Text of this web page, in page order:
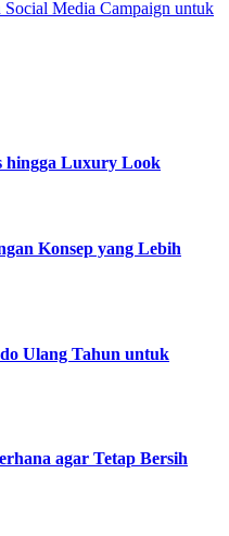
Media Campaign untuk
hingga Luxury Look
Konsep yang Lebih
Ulang Tahun untuk
agar Tetap Bersih